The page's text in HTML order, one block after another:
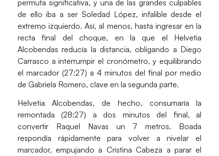
permuta significativa, y una de las grandes culpables
de ello iba a ser Soledad López, infalible desde el
extremo izquierdo. Así, al menos, hasta ingresar en la
recta final del choque, en la que el Helvetia
Alcobendas reducía la distancia, obligando a Diego
Carrasco a interrumpir el cronómetro, y equilibrando
el marcador (27:27) a 4 minutos del final por medio
de Gabriela Romero, clave en la segunda parte.
Helvetia Alcobendas, de hecho, consumaría la
remontada (28:27) a dos minutos del final, al
convertir Raquel Navas un 7 metros. Boada
respondía rápidamente para volver a nivelar el
marcador, empujando a Cristina Cabeza a parar el